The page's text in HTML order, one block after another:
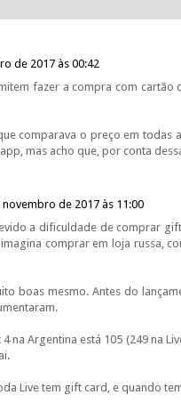
de 2017 às 00:42
fazer a compra com cartão
comparava o preço em
mas acho que, por conta
novembro de 2017 às 11:00
a dificuldade de comprar
comprar em loja russa,
boas mesmo. Antes do
na Argentina está 105 (249 na
Live tem gift card, e quando